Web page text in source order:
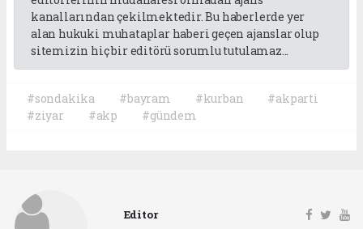
kanallarından çekilmektedir. Bu haberlerde yer
alan hukuki muhataplar haberi geçen ajanslar olup
sitemizin hiç bir editörü sorumlu tutulamaz...
#sondakika #bayram #kurban
#akparti
#ziyar
#akp #gündem
Editor